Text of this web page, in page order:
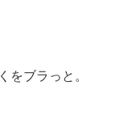
をブラっと。